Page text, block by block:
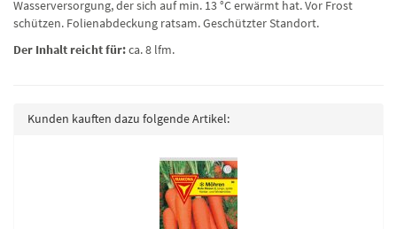
Wasserversorgung, der sich auf min. 13 °C erwärmt hat. Vor Frost
schützen. Folienabdeckung ratsam. Geschützter Standort.
Der Inhalt reicht für:ca. 8 lfm.
Kunden kauften dazu folgende Artikel: